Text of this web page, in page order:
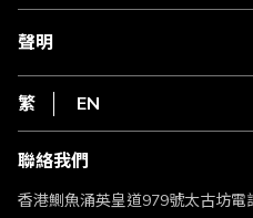
常見問題
csl.
1010
HKT
聲明
私隱聲明
使用條款
條款及細則
不歧視及不騷擾聲明
認可牌照及通告
繁 EN
聯絡我們
香港鰂魚涌英皇道979號太古坊電